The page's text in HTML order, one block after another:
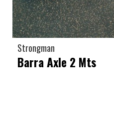
Strongman
Barra Axle 2 Mts